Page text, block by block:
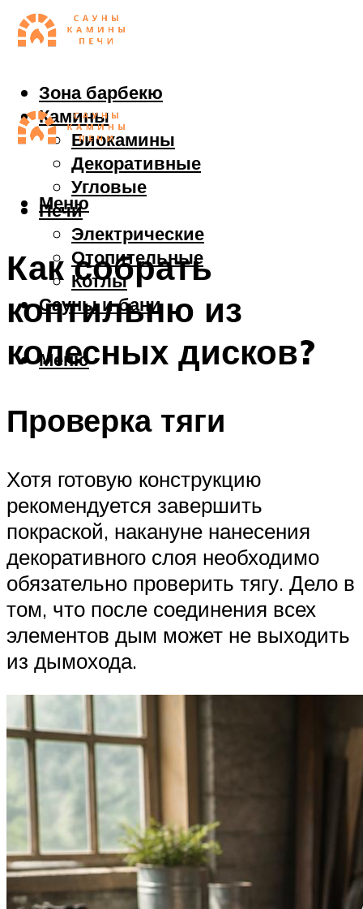
Зона барбекю
Камины
Биокамины
Декоративные
Угловые
Печи
Электрические
Отопительные
Котлы
Сауны и бани
Меню
Меню
Как собрать
коптильню из
колесных дисков?
Проверка тяги
Хотя готовую конструкцию
рекомендуется завершить
покраской, накануне нанесения
декоративного слоя необходимо
обязательно проверить тягу. Дело в
том, что после соединения всех
элементов дым может не выходить
из дымохода.